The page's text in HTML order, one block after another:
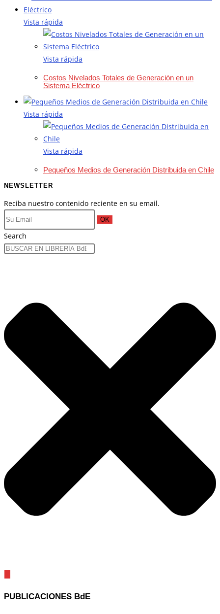
Vista rápida
Vista rápida
Costos Nivelados Totales de Generación en un
Sistema Eléctrico
Vista rápida
Vista rápida
Pequeños Medios de Generación Distribuida en Chile
NEWSLETTER
Reciba nuestro contenido reciente en su email.
OK
Search
PUBLICACIONES BdE